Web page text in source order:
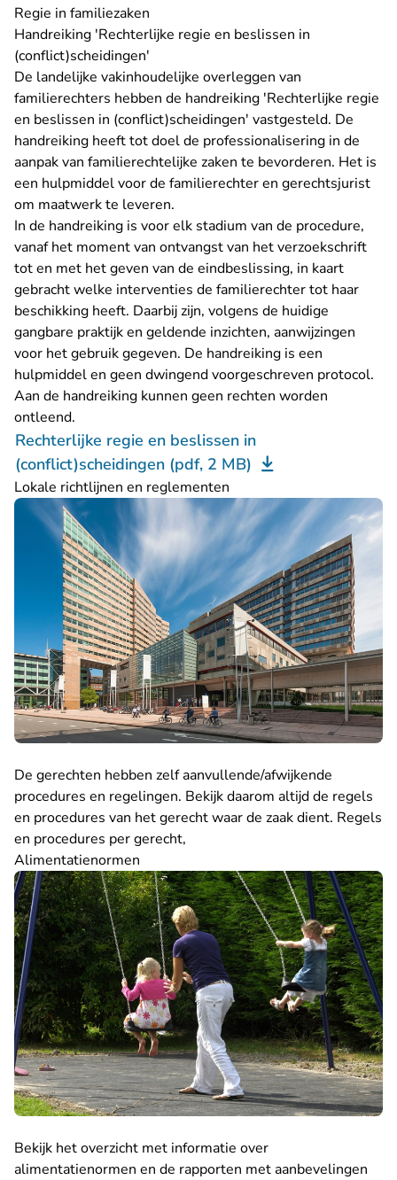
Regie in familiezaken
Handreiking 'Rechterlijke regie en beslissen in
(conflict)scheidingen'
De landelijke vakinhoudelijke overleggen van
familierechters hebben de handreiking 'Rechterlijke regie
en beslissen in (conflict)scheidingen' vastgesteld. De
handreiking heeft tot doel de professionalisering in de
aanpak van familierechtelijke zaken te bevorderen. Het is
een hulpmiddel voor de familierechter en gerechtsjurist
om maatwerk te leveren.
In de handreiking is voor elk stadium van de procedure,
vanaf het moment van ontvangst van het verzoekschrift
tot en met het geven van de eindbeslissing, in kaart
gebracht welke interventies de familierechter tot haar
beschikking heeft. Daarbij zijn, volgens de huidige
gangbare praktijk en geldende inzichten, aanwijzingen
voor het gebruik gegeven. De handreiking is een
hulpmiddel en geen dwingend voorgeschreven protocol.
Aan de handreiking kunnen geen rechten worden
ontleend.
Rechterlijke regie en beslissen in
(conflict)scheidingen (pdf, 2 MB)
Lokale richtlijnen en reglementen
De gerechten hebben zelf aanvullende/afwijkende
procedures en regelingen. Bekijk daarom altijd de regels
en procedures van het gerecht waar de zaak dient. Regels
en procedures per gerecht,
Alimentatienormen
Bekijk hetoverzicht met informatie over
alimentatienormen en de rapporten met aanbevelingen